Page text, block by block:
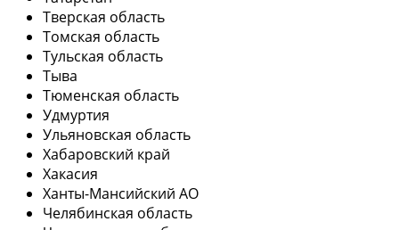
Тверская область
Томская область
Тульская область
Тыва
Тюменская область
Удмуртия
Ульяновская область
Хабаровский край
Хакасия
Ханты-Мансийский АО
Челябинская область